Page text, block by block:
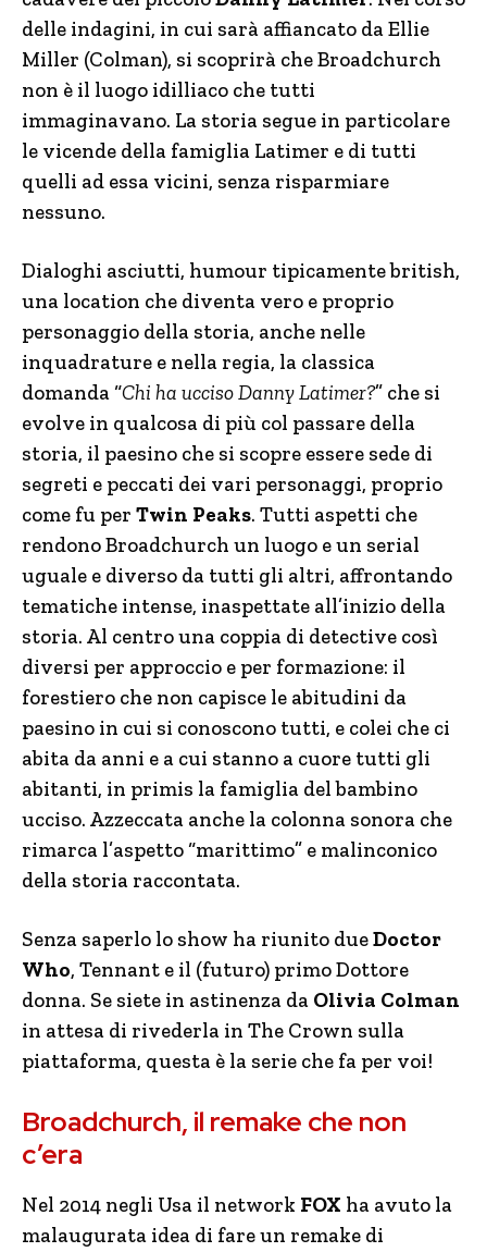
delle indagini, in cui sarà affiancato da Ellie
Miller (Colman), si scoprirà che Broadchurch
non è il luogo idilliaco che tutti
immaginavano. La storia segue in particolare
le vicende della famiglia Latimer e di tutti
quelli ad essa vicini, senza risparmiare
nessuno.
Dialoghi asciutti, humour tipicamente british,
una location che diventa vero e proprio
personaggio della storia, anche nelle
inquadrature e nella regia, la classica
domanda “Chi ha ucciso Danny Latimer?” che si
evolve in qualcosa di più col passare della
storia, il paesino che si scopre essere sede di
segreti e peccati dei vari personaggi, proprio
come fu per Twin Peaks. Tutti aspetti che
rendono Broadchurch un luogo e un serial
uguale e diverso da tutti gli altri, affrontando
tematiche intense, inaspettate all’inizio della
storia. Al centro una coppia di detective così
diversi per approccio e per formazione: il
forestiero che non capisce le abitudini da
paesino in cui si conoscono tutti, e colei che ci
abita da anni e a cui stanno a cuore tutti gli
abitanti, in primis la famiglia del bambino
ucciso. Azzeccata anche la colonna sonora che
rimarca l’aspetto “marittimo” e malinconico
della storia raccontata.
Senza saperlo lo show ha riunito dueDoctor
Who, Tennant e il (futuro) primo Dottore
donna. Se siete in astinenza da Olivia Colman
in attesa di rivederla in The Crown sulla
piattaforma, questa è la serie che fa per voi!
Broadchurch, il remake che non
c’era
Nel 2014 negli Usa il network FOX ha avuto la
malaugurata idea di fare un remake di